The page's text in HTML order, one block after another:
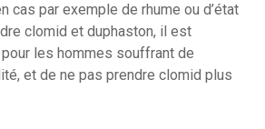
cas par exemple de rhume ou d’état
clomid et duphaston, il est
les hommes souffrant de
et de ne pas prendre clomid plus